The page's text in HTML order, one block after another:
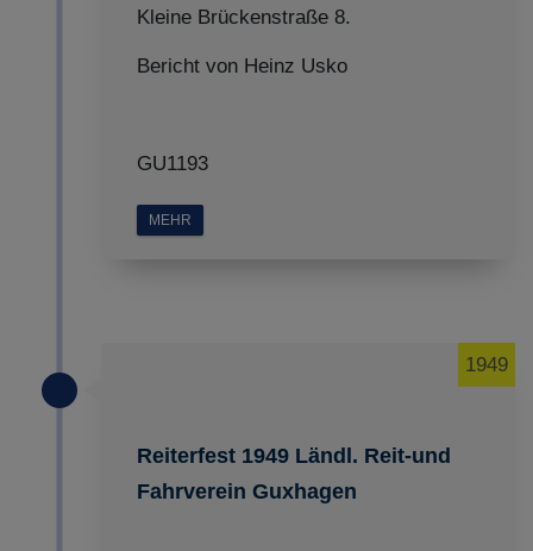
Kleine Brückenstraße 8.
Bericht von Heinz Usko
GU1193
MEHR
Reiterfest 1949 Ländl. Reit-und
Fahrverein Guxhagen
1949